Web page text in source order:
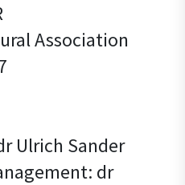
Association
Ulrich Sander
dr